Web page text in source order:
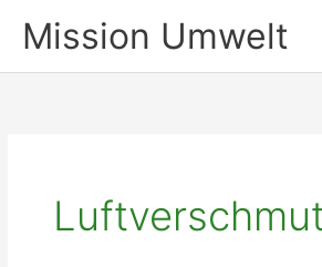
InhaltMission Umwelt